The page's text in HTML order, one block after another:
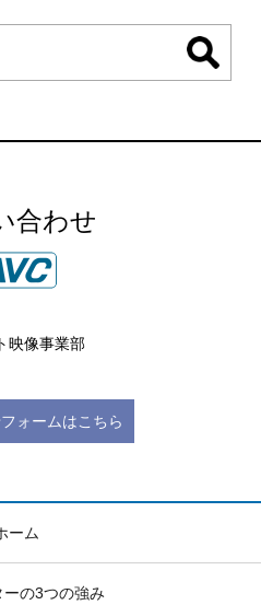
合わせ
映像事業部
ォームはこちら
ーム
の3つの強み